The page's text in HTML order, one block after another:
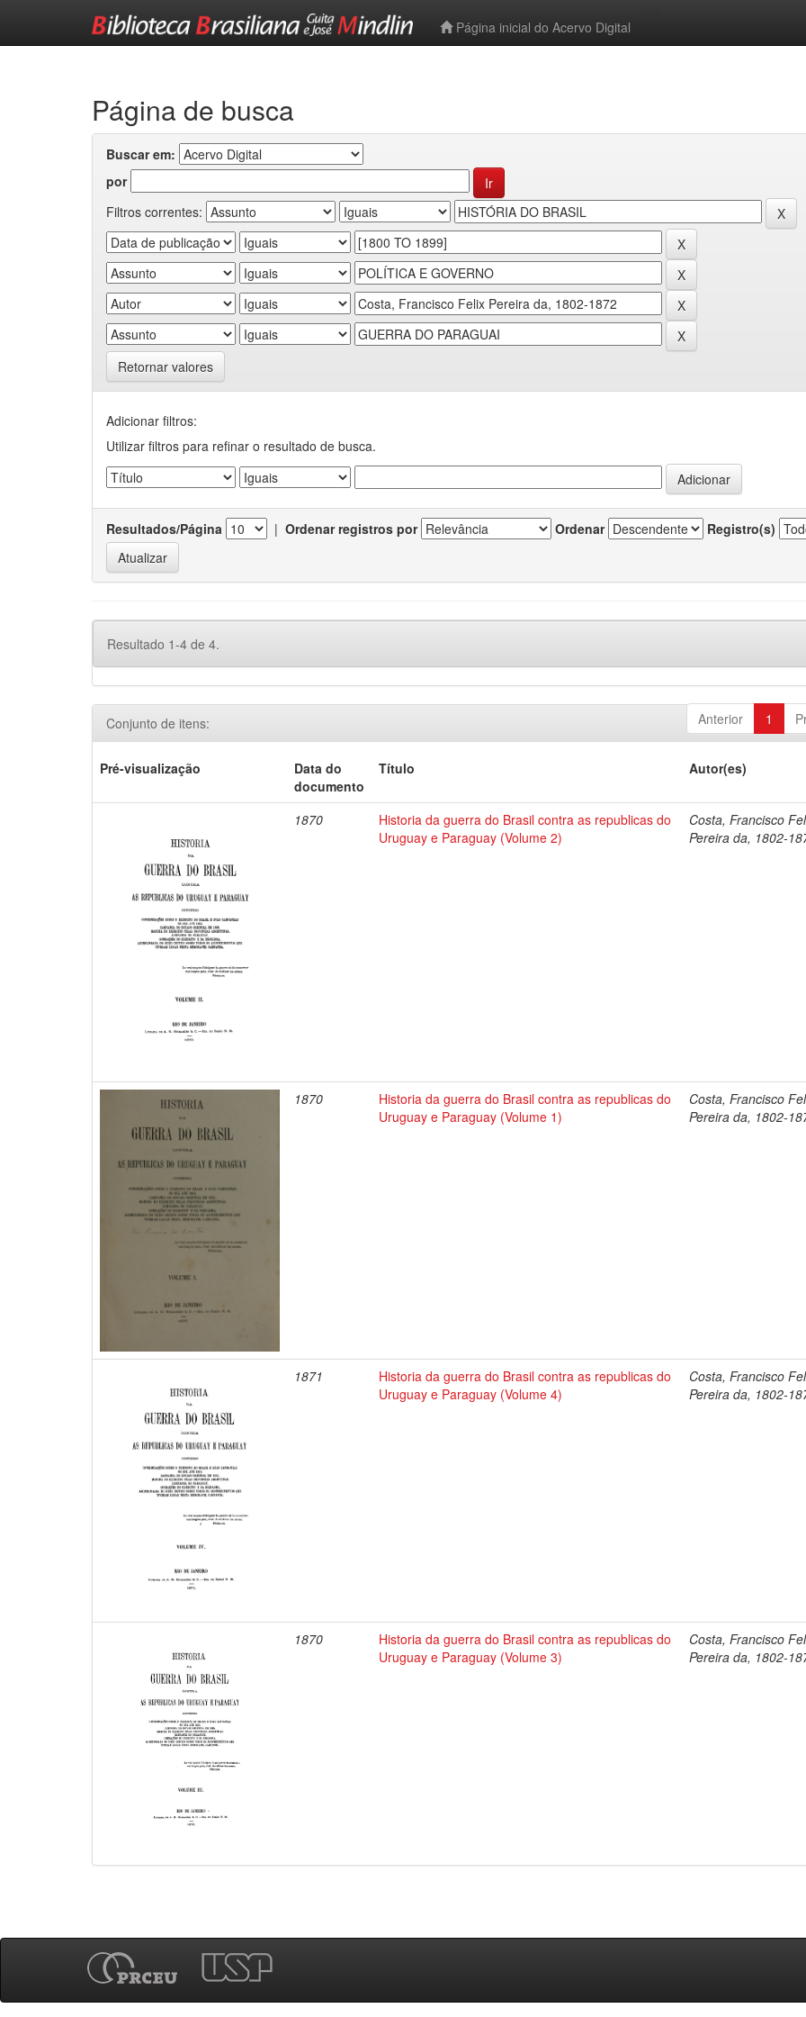
Página inicial do Acervo Digital
Página de busca
Buscar em:
por
Filtros correntes:
Retornar valores
Adicionar filtros:
Utilizar filtros para refinar o resultado de busca.
Resultados/Página | Ordenar registros por Ordenar Registro(s)
Resultado 1-4 de 4.
Anterior 1
Conjunto de itens:
Pré-visualização
Data do
documento
Título Autor(es)
1870
Historia da guerra do Brasil contra as republicas do
Uruguay e Paraguay (Volume 2)
Costa, Francisco
Pereira da, 1802-
1870
Historia da guerra do Brasil contra as republicas do
Uruguay e Paraguay (Volume 1)
Costa, Francisco
Pereira da, 1802-
1871
Historia da guerra do Brasil contra as republicas do
Uruguay e Paraguay (Volume 4)
Costa, Francisco
Pereira da, 1802-
1870
Historia da guerra do Brasil contra as republicas do
Uruguay e Paraguay (Volume 3)
Costa, Francisco
Pereira da, 1802-